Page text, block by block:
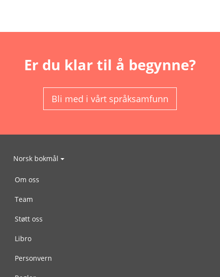
Er du klar til å begynne?
Bli med i vårt språksamfunn
Norsk bokmål
Om oss
Team
Støtt oss
Libro
Personvern